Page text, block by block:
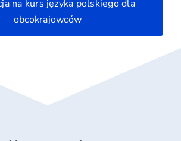
na kurs języka polskiego dla
obcokrajowców